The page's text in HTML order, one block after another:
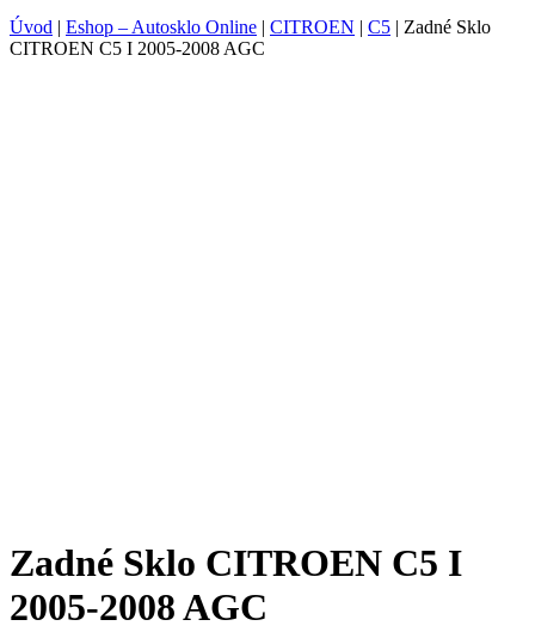
Úvod | Eshop – Autosklo Online | CITROEN | C5 | Zadné Sklo
CITROEN C5 I 2005-2008 AGC
Zadné Sklo CITROEN C5 I
2005-2008 AGC